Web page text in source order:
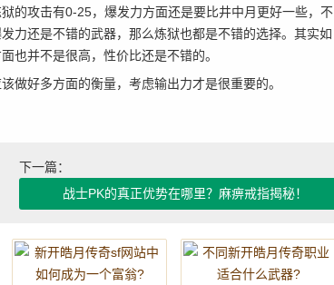
攻击有0-25，爆发力方面还是要比井中月更好一些，不
力还是不错的武器，那么炼狱也都是不错的选择。其实如
也并不是很高，性价比还是不错的。
做好多方面的衡量，考虑输出力才是很重要的。
下一篇：
战士PK的真正优势在哪里？麻痹戒指揭秘！